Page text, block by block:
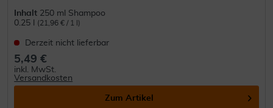
Inhalt 250 ml Shampoo
0.25 l
(21,96 € / 1 l)
Derzeit nicht lieferbar
5,49 €
inkl. MwSt.
Versandkosten
Zum Artikel